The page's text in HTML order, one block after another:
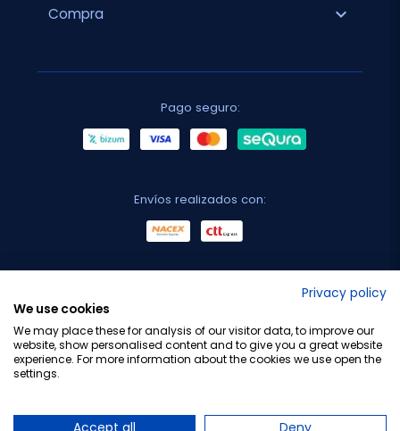
Compra expand_more
Pago seguro:
Envíos realizados con:
Privacy policy
We use cookies
We may place these for analysis of our visitor data, to improve our
website, show personalised content and to give you a great website
experience. For more information about the cookies we use open the
settings.